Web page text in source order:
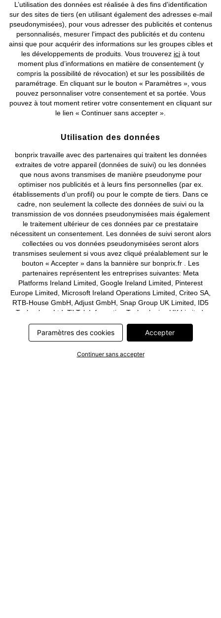
Notre Entreprise
Retrouvez bonprix sur
Prix indiqués TVA comprise avec en sus frais de port & de service
CGV Données personnelles Paramètres des cookies
Deutsch Français
L’utilisation des données est réalisée à des fins d'identification
sur des sites de tiers (en utilisant également des adresses e-mail
pseudonymisées), pour vous adresser des publicités et contenus
personnalisés, mesurer l'impact des publicités et du contenu
ainsi que pour acquérir des informations sur les groupes cibles et
les développements de produits. Vous trouverez ici à tout
moment plus d’informations en matière de consentement (y
compris la possibilité de révocation) et sur les possibilités de
paramétrage. En cliquant sur le bouton « Paramètres », vous
pouvez personnaliser votre consentement et sa portée. Vous
pouvez à tout moment retirer votre consentement en cliquant sur
le lien « Continuer sans accepter ».
Utilisation des données
bonprix travaille avec des partenaires qui traitent les données
extraites de votre appareil (données de suivi) ou les données
que nous avons transmises de manière pseudonyme pour
optimiser nos publicités et à leurs fins personnelles (par ex.
établissements d’un profil) ou pour le compte de tiers. Dans ce
cadre, non seulement la collecte des données de suivi ou la
transmission de vos données pseudonymisées mais également
le traitement ultérieur de ces données par ce prestataire
nécessitent un consentement. Les données de suivi seront alors
collectées ou vos données pseudonymisées seront alors
transmises seulement si vous avez cliqué préalablement sur le
bouton « Accepter » dans la bannière sur bonprix.fr . Les
partenaires représentent les entreprises suivantes: Meta
Platforms Ireland Limited, Google Ireland Limited, Pinterest
Europe Limited, Microsoft Ireland Operations Limited, Criteo SA,
RTB-House GmbH, Adjust GmbH, Snap Group UK Limited, ID5
Technology Ltd, TikTok Information Technologies UK Limited.
Vous trouverez plus d’informations sur le traitement des données
par ces partenaires dans lapolitique de confidentialité
informations sont accessibles en outre par un lien dans la
bannière.
Paramètres des cookies Accepter
Continuer sans accepter